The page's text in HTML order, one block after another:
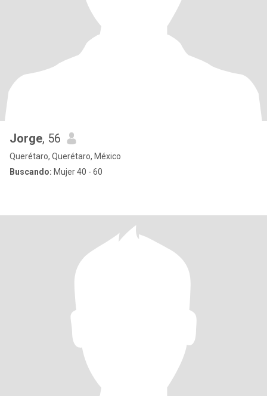
Jorge, 56
Querétaro, Querétaro, México
Buscando: Mujer 40 - 60